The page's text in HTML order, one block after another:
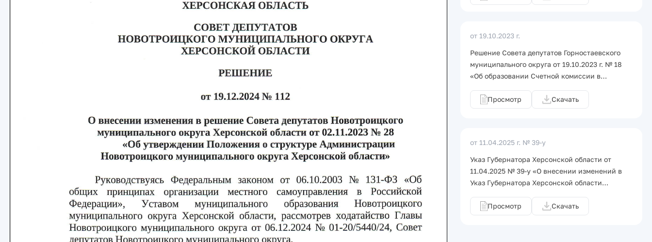
от 19.10.2023 г.
Решение Совета депутатов Горностаевского
муниципального округа от 19.10.2023 г. № 18
«Об образовании Счетной комиссии в…
Просмотр Скачать
от 11.04.2025 г. № 39-у
Указ Губернатора Херсонской области от
11.04.2025 № 39-у «О внесении изменений в
Указ Губернатора Херсонской области…
Просмотр Скачать